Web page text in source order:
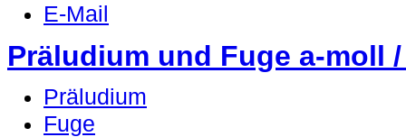
E-Mail
Präludium und Fuge a-moll /
Präludium
Fuge